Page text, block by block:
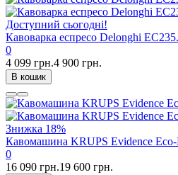
Доступний сьогодні!
Кавоварка еспресо Delonghi
0
4 099 грн.4 900 грн.
В кошик
Знижка 18%
Кавомашина KRUPS Evidence
0
16 090 грн.19 600 грн.